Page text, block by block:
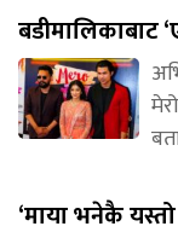
बडीमालिकाबाट
‘माया भनेकै